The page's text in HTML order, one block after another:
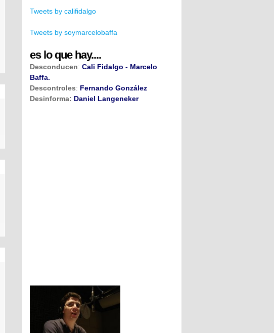
Tweets by califidalgo
Tweets by soymarcelobaffa
es lo que hay....
Desconducen: Cali Fidalgo - Marcelo
Baffa.
Descontroles: Fernando González
Desinforma: Daniel Langeneker